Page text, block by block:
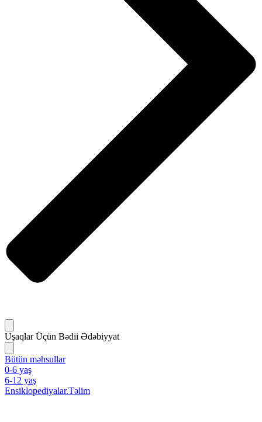
Uşaqlar Üçün Bədii Ədəbiyyat
Bütün məhsullar
0-6 yaş
6-12 yaş
Ensiklopediyalar.Təlim